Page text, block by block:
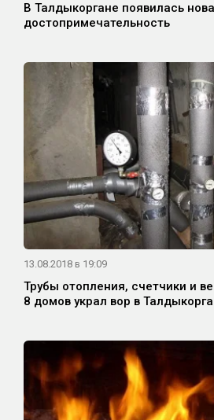
В Талдыкоргане появилась
достопримечательность
13.08.2018 в 19:09
Трубы отопления, счетчики и
8 домов украл вор в